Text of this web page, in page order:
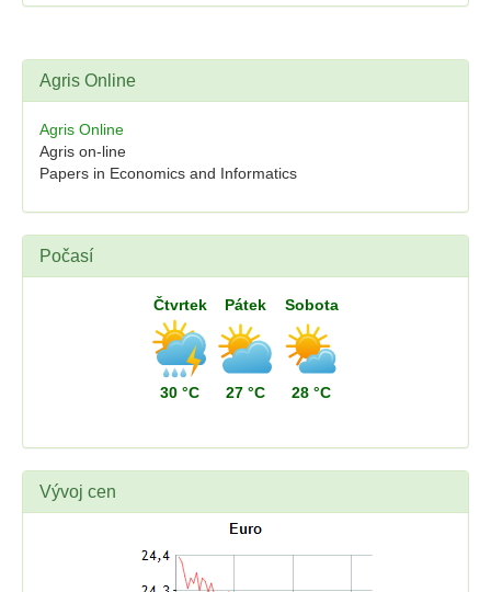
Agris Online
Agris Online
Agris on-line
Papers in Economics and Informatics
Počasí
Čtvrtek
30 °C
Pátek
27 °C
Sobota
28 °C
Vývoj cen